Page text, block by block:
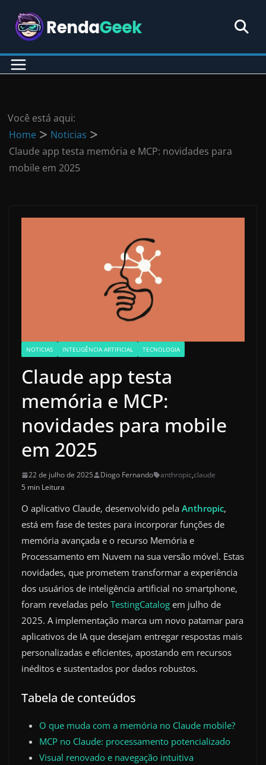
para
conteúdo
Você está aqui:
Home
Noticias
Claude app testa memória e MCP: novidades para
mobile em 2025
NOTICIAS INTELIGÊNCIA ARTIFICIAL TECNOLOGIA
Claude app testa
memória e MCP:
novidades para mobile
em 2025
22 de julho de 2025 Diogo Fernando anthropic,claude
5 min Leitura
O aplicativo Claude, desenvolvido pela Anthropic,
está em fase de testes para incorporar funções de
memória avançada e o recurso Memória e
Processamento em Nuvem na sua versão móvel. Estas
novidades, que prometem transformar a experiência
dos usuários de inteligência artificial no smartphone,
foram reveladas pelo TestingCatalog em julho de
2025. A implementação marca um novo patamar para
aplicativos de IA que desejam entregar respostas mais
personalizadas e eficientes, apostando em recursos
inéditos e sustentados por dados robustos.
Tabela de conteúdos
O que muda com a memória no Claude mobile?
MCP no Claude: processamento potencializado
Visual renovado e navegação intuitiva